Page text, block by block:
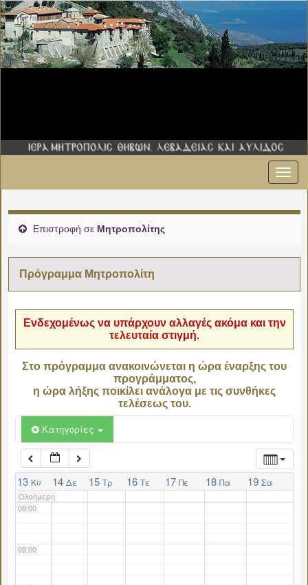
Επιστροφή σε Μητροπολίτης
Πρόγραμμα Μητροπολίτη
Ενδεχομένως να υπάρχουν αλλαγές ακόμα και την
τελευταία στιγμή.
Στο πρόγραμμα ανακοινώνεται η ώρα έναρξης του
προγράμματος,
η ώρα λήξης ποικίλει ανάλογα με τις συνθήκες
τελέσεως του.
Κατηγορίες
13 Κυ 14 Δε 15 Τρ 16 Τε 17 Πε 18 Πα 19 Σα
Ολοήμερη
02:00
06:00
07:00
08:00
09:00